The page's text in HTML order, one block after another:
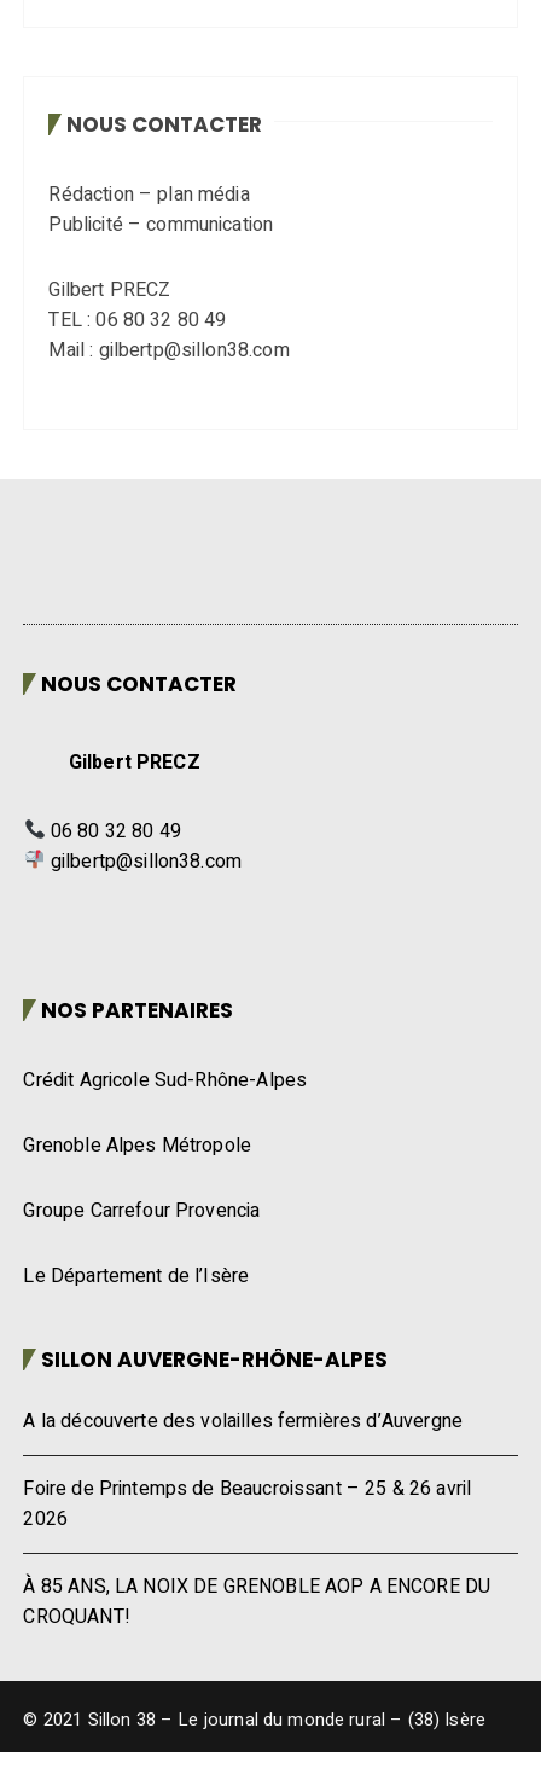
NOUS CONTACTER
Rédaction – plan média
Publicité – communication
Gilbert PRECZ
TEL : 06 80 32 80 49
Mail : gilbertp@sillon38.com
NOUS CONTACTER
Gilbert PRECZ
06 80 32 80 49
gilbertp@sillon38.com
NOS PARTENAIRES
Crédit Agricole Sud-Rhône-Alpes
Grenoble Alpes Métropole
Groupe Carrefour Provencia
Le Département de l’Isère
SILLON AUVERGNE-RHÔNE-ALPES
A la découverte des volailles fermières d’Auvergne
Foire de Printemps de Beaucroissant – 25 & 26 avril
2026
À 85 ANS, LA NOIX DE GRENOBLE AOP A ENCORE DU
CROQUANT!
© 2021 Sillon 38 – Le journal du monde rural – (38) Isère